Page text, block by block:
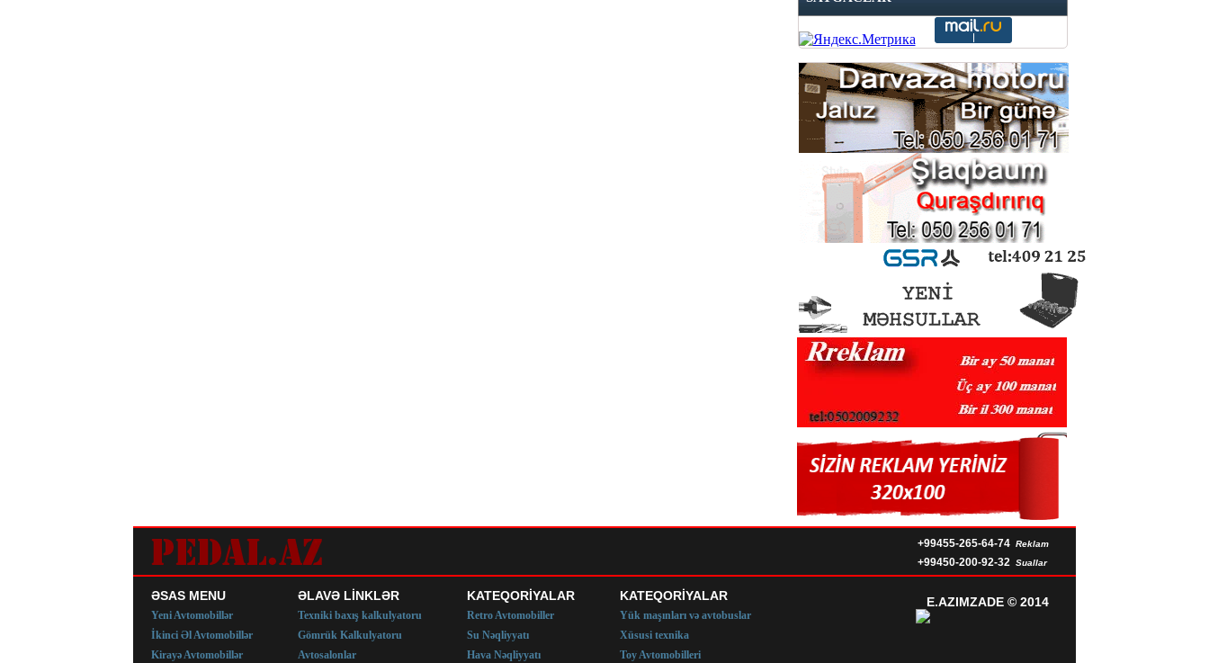
+99455-265-64-74 Reklam
+99450-200-92-32 Suallar
ƏSAS MENU
Yeni Avtomobillər
İkinci Əl Avtomobillər
Kirayə Avtomobillər
ƏLAVƏ LİNKLƏR
Texniki baxış kalkulyatoru
Gömrük Kalkulyatoru
Avtosalonlar
KATEQORİYALAR
Retro Avtomobiller
Su Nəqliyyatı
Hava Nəqliyyatı
KATEQORİYALAR
Yük maşınları və avtobuslar
Xüsusi texnika
Toy Avtomobilleri
E.AZIMZADE © 2014